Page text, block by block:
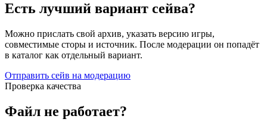
Есть лучший вариант сейва?
Можно прислать свой архив, указать версию игры,
совместимые сторы и источник. После модерации он попадёт
в каталог как отдельный вариант.
Отправить сейв на модерацию
Проверка качества
Файл не работает?